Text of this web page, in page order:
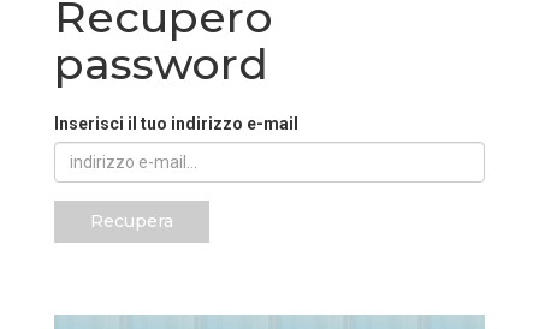
Recupero
password
Inserisci il tuo indirizzo e-mail
Recupera